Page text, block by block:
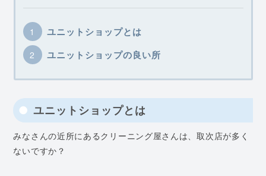
ユニットショップとは
ユニットショップの良い所
ユニットショップとは
みなさんの近所にあるクリーニング屋さんは、取次店が多く
ないですか？